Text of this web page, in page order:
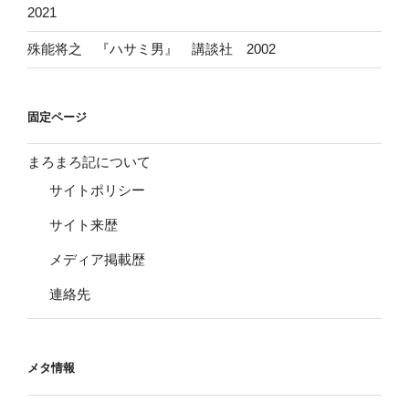
2021
殊能将之 『ハサミ男』 講談社 2002
固定ページ
まろまろ記について
サイトポリシー
サイト来歴
メディア掲載歴
連絡先
メタ情報